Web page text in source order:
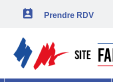
 Prendre RDV